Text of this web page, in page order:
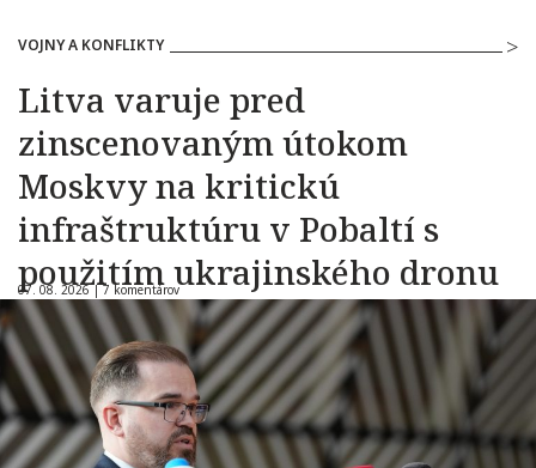
VOJNY A KONFLIKTY
Litva varuje pred
zinscenovaným útokom
Moskvy na kritickú
infraštruktúru v Pobaltí s
použitím ukrajinského dronu
07. 08. 2026 |7 komentárov